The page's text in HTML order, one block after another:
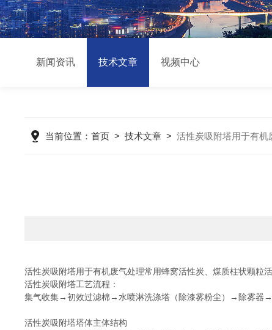
新闻资讯 技术文章 视频中心
当前位置：首页 >技术文章 >活性炭吸附塔用于有机
活性炭吸附塔用于有机废气处理常用蜂窝活性炭、煤质柱状颗粒
活性炭吸附塔工艺流程：
集气收集→初效过滤棉→水喷淋洗涤塔（除漆雾粉尘）→除雾
活性炭吸附塔塔体主体结构